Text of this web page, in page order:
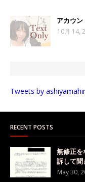
アカウ
10月 14,
Tweets by
RECENT POSTS
無修正を
訴して聞
May 30,